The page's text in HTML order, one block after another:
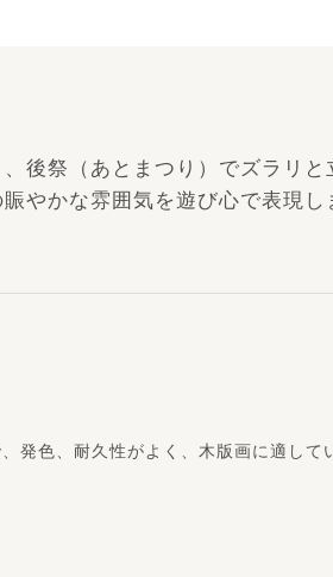
発色、耐久性がよく、木版画に適して
後祭（あとまつり）でズラリ
やかな雰囲気を遊び心で表現し